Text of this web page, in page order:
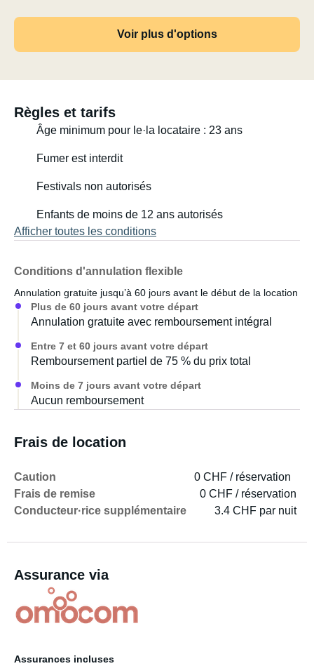
Voir plus d'options
Règles et tarifs
Âge minimum pour le·la locataire : 23 ans
Fumer est interdit
Festivals non autorisés
Enfants de moins de 12 ans autorisés
Afficher toutes les conditions
Conditions d'annulation flexible
Annulation gratuite jusqu’à 60 jours avant le début de la location
Plus de 60 jours avant votre départ
Annulation gratuite avec remboursement intégral
Entre 7 et 60 jours avant votre départ
Remboursement partiel de 75 % du prix total
Moins de 7 jours avant votre départ
Aucun remboursement
Frais de location
Caution
0 CHF / réservation
Frais de remise
0 CHF / réservation
Conducteur·rice supplémentaire
3.4 CHF par nuit
Assurance via
Assurances incluses